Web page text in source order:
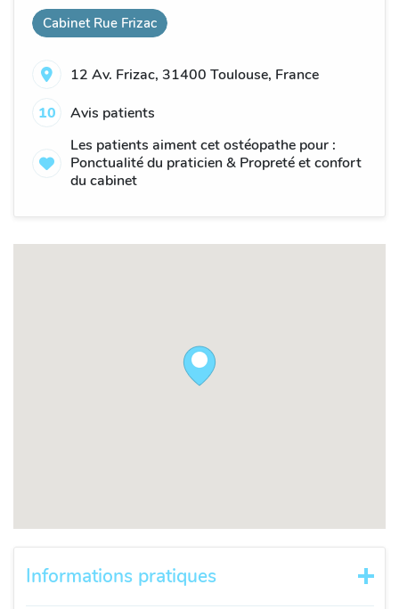
Cabinet Rue Frizac
12 Av. Frizac, 31400 Toulouse, France
10
Avis patients
Les patients aiment cet ostéopathe pour :
Ponctualité du praticien & Propreté et confort
du cabinet
Informations pratiques